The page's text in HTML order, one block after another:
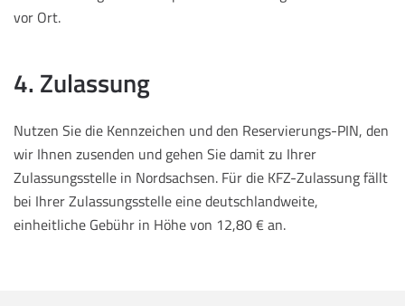
vor Ort.
4. Zulassung
Nutzen Sie die Kennzeichen und den Reservierungs-PIN, den
wir Ihnen zusenden und gehen Sie damit zu Ihrer
Zulassungsstelle in Nordsachsen. Für die KFZ-Zulassung fällt
bei Ihrer Zulassungsstelle eine deutschlandweite,
einheitliche Gebühr in Höhe von 12,80 € an.